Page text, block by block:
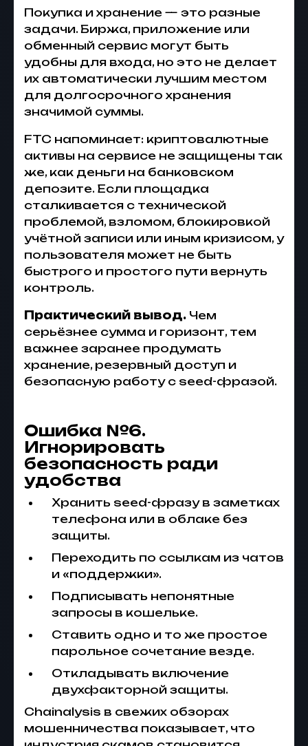
Покупка и хранение — это разные
задачи. Биржа, приложение или
обменный сервис могут быть
удобны для входа, но это не делает
их автоматически лучшим местом
для долгосрочного хранения
значимой суммы.
FTC напоминает: криптовалютные
активы на сервисе не защищены так
же, как деньги на банковском
депозите. Если площадка
сталкивается с технической
проблемой, взломом, блокировкой
учётной записи или иным кризисом, у
пользователя может не быть
быстрого и простого пути вернуть
контроль.
Практический вывод. Чем
серьёзнее сумма и горизонт, тем
важнее заранее продумать
хранение, резервный доступ и
безопасную работу с seed-фразой.
Ошибка №6.
Игнорировать
безопасность ради
удобства
Хранить seed-фразу в заметках
телефона или в облаке без
защиты.
Переходить по ссылкам из чатов
и «поддержки».
Подписывать непонятные
запросы в кошельке.
Ставить одно и то же простое
парольное сочетание везде.
Откладывать включение
двухфакторной защиты.
Chainalysis в свежих обзорах
мошенничества показывает, что